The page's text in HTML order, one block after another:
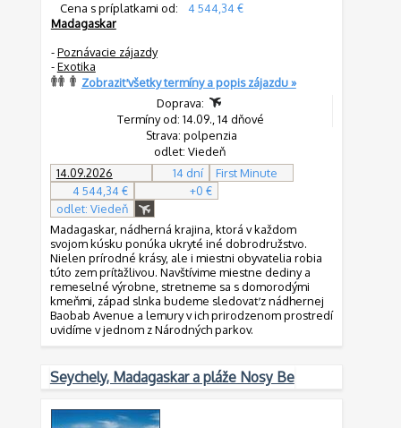
Cena s príplatkami od:
4 544,34 €
Madagaskar
-Poznávacie zájazdy
-Exotika
Zobraziť všetky termíny a popis zájazdu »
Doprava:
Termíny od: 14.09., 14 dňové
Strava: polpenzia
odlet: Viedeň
14.09.2026
14 dní
First Minute
4 544,34 €
+0 €
odlet: Viedeň
Madagaskar, nádherná krajina, ktorá v každom
svojom kúsku ponúka ukryté iné dobrodružstvo.
Nielen prírodné krásy, ale i miestni obyvatelia robia
túto zem príťažlivou. Navštívime miestne dediny a
remeselné výrobne, stretneme sa s domorodými
kmeňmi, západ slnka budeme sledovať z nádhernej
Baobab Avenue a lemury v ich prirodzenom prostredí
uvidíme v jednom z Národných parkov.
Seychely, Madagaskar a pláže Nosy Be